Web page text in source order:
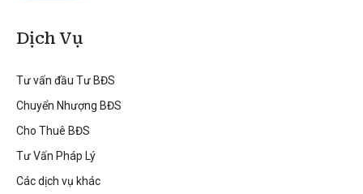
Dịch Vụ
Tư vấn đầu Tư BĐS
Chuyển Nhượng BĐS
Cho Thuê BĐS
Tư Vấn Pháp Lý
Các dịch vụ khác